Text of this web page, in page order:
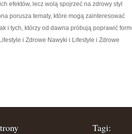
efektów, lecz wolą spojrzeć na zdrowy styl
porusza tematy, które mogą zainteresować
i tych, którzy od dawna próbują poprawić
i Zdrowe Nawyki i Lifestyle i Zdrowe
Tagi: